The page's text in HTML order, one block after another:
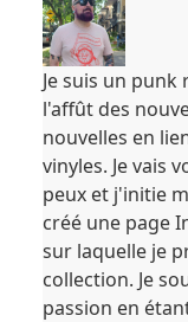
Je suis un punk
l'affût des
nouvelles en
vinyles. Je vais
peux et j'initie
créé une page
sur laquelle je
collection. Je
passion en